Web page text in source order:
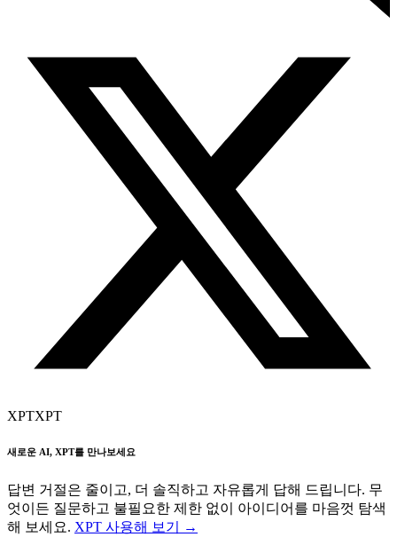
XPTXPT
새로운 AI, XPT를 만나보세요
답변 거절은 줄이고, 더 솔직하고 자유롭게 답해 드립니다. 무
엇이든 질문하고 불필요한 제한 없이 아이디어를 마음껏 탐색
해 보세요. XPT 사용해 보기 →